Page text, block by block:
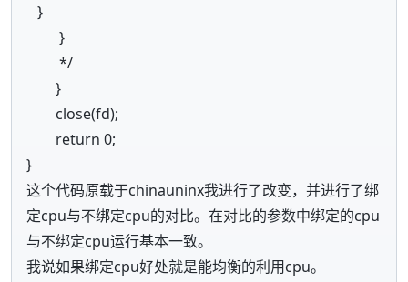
}
}
*/
}
close(fd);
return 0;
}
这个代码原载于chinauninx我进行了改变，并进行了绑
定cpu与不绑定cpu的对比。在对比的参数中绑定的cpu
与不绑定cpu运行基本一致。
我说如果绑定cpu好处就是能均衡的利用cpu。